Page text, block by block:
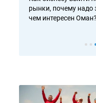
рынки, почему надо
чем интересен Оман?